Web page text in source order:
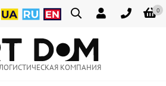
0
ЛОГИСТИЧЕСКАЯ КОМПАНИЯ